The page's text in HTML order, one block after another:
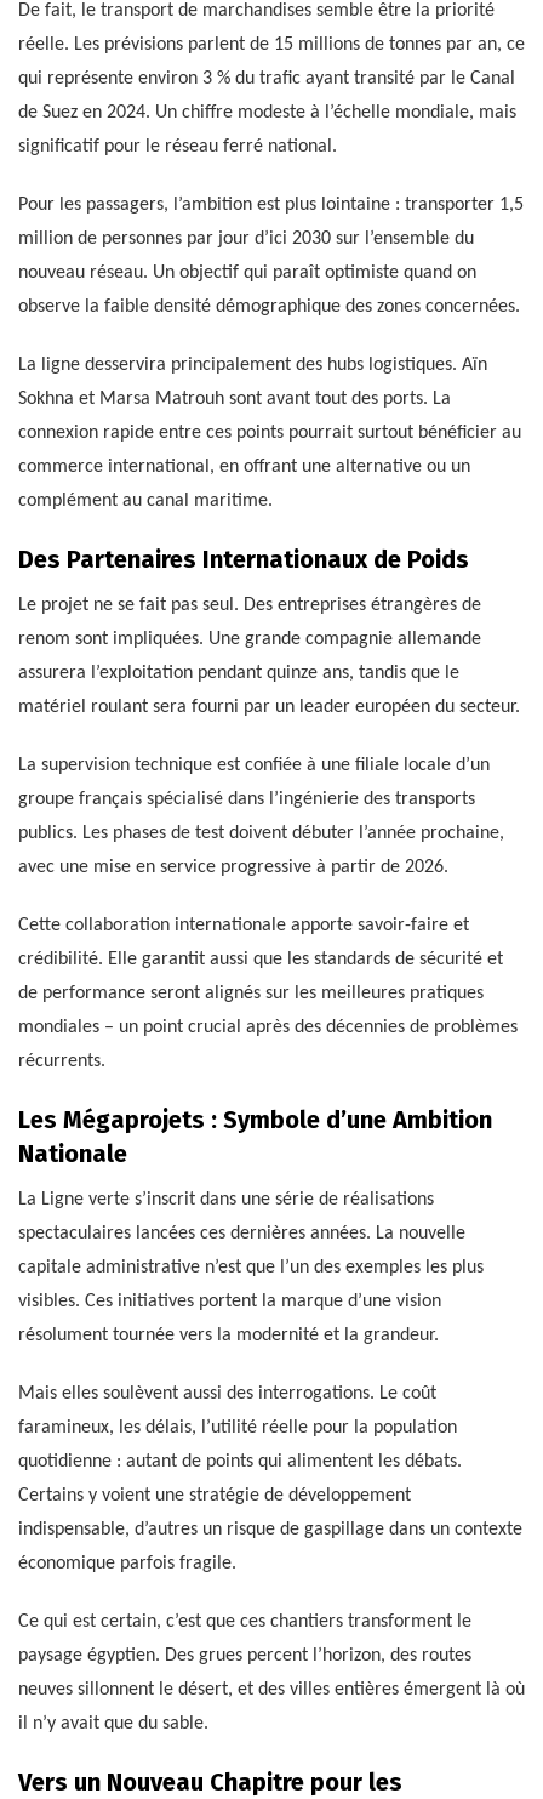
De fait, le transport de marchandises semble être la priorité
réelle. Les prévisions parlent de 15 millions de tonnes par an, ce
qui représente environ 3 % du trafic ayant transité par le Canal
de Suez en 2024. Un chiffre modeste à l’échelle mondiale, mais
significatif pour le réseau ferré national.
Pour les passagers, l’ambition est plus lointaine : transporter 1,5
million de personnes par jour d’ici 2030 sur l’ensemble du
nouveau réseau. Un objectif qui paraît optimiste quand on
observe la faible densité démographique des zones concernées.
La ligne desservira principalement des hubs logistiques. Aïn
Sokhna et Marsa Matrouh sont avant tout des ports. La
connexion rapide entre ces points pourrait surtout bénéficier au
commerce international, en offrant une alternative ou un
complément au canal maritime.
Des Partenaires Internationaux de Poids
Le projet ne se fait pas seul. Des entreprises étrangères de
renom sont impliquées. Une grande compagnie allemande
assurera l’exploitation pendant quinze ans, tandis que le
matériel roulant sera fourni par un leader européen du secteur.
La supervision technique est confiée à une filiale locale d’un
groupe français spécialisé dans l’ingénierie des transports
publics. Les phases de test doivent débuter l’année prochaine,
avec une mise en service progressive à partir de 2026.
Cette collaboration internationale apporte savoir-faire et
crédibilité. Elle garantit aussi que les standards de sécurité et
de performance seront alignés sur les meilleures pratiques
mondiales – un point crucial après des décennies de problèmes
récurrents.
Les Mégaprojets : Symbole d’une Ambition
Nationale
La Ligne verte s’inscrit dans une série de réalisations
spectaculaires lancées ces dernières années. La nouvelle
capitale administrative n’est que l’un des exemples les plus
visibles. Ces initiatives portent la marque d’une vision
résolument tournée vers la modernité et la grandeur.
Mais elles soulèvent aussi des interrogations. Le coût
faramineux, les délais, l’utilité réelle pour la population
quotidienne : autant de points qui alimentent les débats.
Certains y voient une stratégie de développement
indispensable, d’autres un risque de gaspillage dans un contexte
économique parfois fragile.
Ce qui est certain, c’est que ces chantiers transforment le
paysage égyptien. Des grues percent l’horizon, des routes
neuves sillonnent le désert, et des villes entières émergent là où
il n’y avait que du sable.
Vers un Nouveau Chapitre pour les